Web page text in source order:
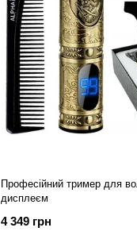
Професійний тример для
дисплеєм
4 349 грн